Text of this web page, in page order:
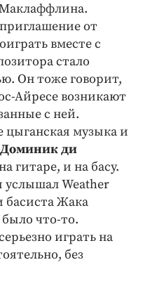
от
вместе с
стало
Он тоже говорит,
Айресе возникают
с ней.
цыганская музыка и
Доминик ди
гитаре, и на басу.
услышал Weather
Жака
что-то.
играть на
без